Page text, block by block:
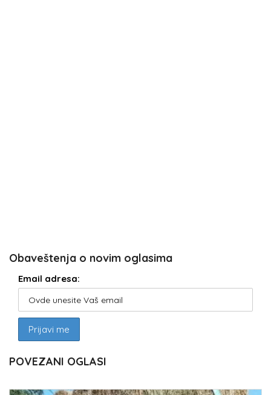
Obaveštenja o novim oglasima
Email adresa:
POVEZANI OGLASI